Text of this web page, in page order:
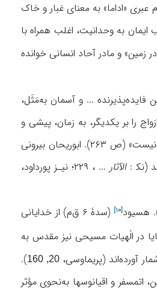
«اداما» به معنای غبار و خاک
ایمان به وحدانیت، اغلب همراه با
و مادر آحاد انسانی خوانده
فایده‌دهنده است و زمین فایده‌پذیرنده ... و آسمان به‌مَثَل،
را بر یکدیگر، به زمان، پیشی و
سپسی باشد» (ص ۲۶۱-۲۶۲) و باز تأکید دارد که «و زین آسمانها و زمینها، که یاد کردیم، هیچ‌یک، به زمان، پیش‌تر از دیگری نیست» (ص ۲۶۳). ابوریحان بیرونی
(نک‍ :الآثار
... ، ۲۲۹؛ نیـز پورداود،
هسیود[۱۰]
(سدۀ ۶ ق‌م) از خدایانی
در الٰهیات مسیحی نیز مقدس به
آورده‌اند (پریماوسی، 20, 160
).
اتمسفر و اقیانوسها به‌نحوی مؤثر